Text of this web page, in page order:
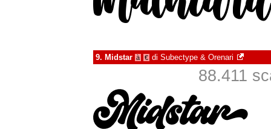
9. Midstar à € di Subectype & Orenari
88.411